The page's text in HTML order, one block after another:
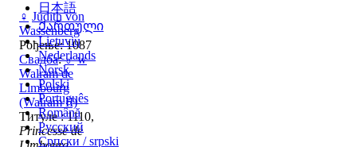
♀ Judith von
Wassenberg
Рођење: 1087
Свадба:♂ w
Walram de
Limbourg
(Walram II)
Титуле : 1110,
Princesse de
日本語
Ქართული
Lietuvių
Nederlands
Norsk
Polski
Português
Română
Русский
Српски / srpski